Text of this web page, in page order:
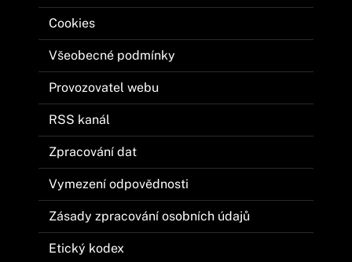
Cookies
Všeobecné podmínky
Provozovatel webu
RSS kanál
Zpracování dat
Vymezení odpovědnosti
Zásady zpracování osobních údajů
Etický kodex